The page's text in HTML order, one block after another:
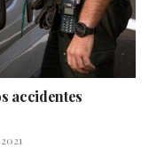
accidentes